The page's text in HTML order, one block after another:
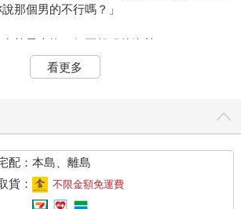
那個男的不行嗎？」
椅子上換了個更舒服的姿勢。
亂，看了譚皓安一眼，又看向我，隨後從口
往的對象嗎？唉唷，不要哭了啦，離開爛男
說了句：「哭夭，那怎麼辦？」
繼續哭的話，包含洗臉，大概還有三分鐘的
看更多
配：本島、離島
貨：
不限金額免運費